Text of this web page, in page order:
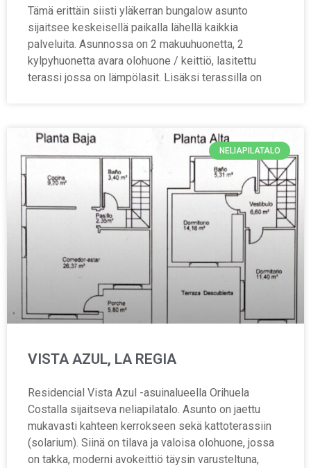
Tämä erittäin siisti yläkerran bungalow asunto
sijaitsee keskeisellä paikalla lähellä kaikkia
palveluita. Asunnossa on 2 makuuhuonetta, 2
kylpyhuonetta avara olohuone / keittiö, lasitettu
terassi jossa on lämpölasit. Lisäksi terassilla on
NELIAPILATALO
VISTA AZUL, LA REGIA
Residencial Vista Azul -asuinalueella Orihuela
Costalla sijaitseva neliapilatalo. Asunto on jaettu
mukavasti kahteen kerrokseen sekä kattoterassiin
(solarium). Siinä on tilava ja valoisa olohuone, jossa
on takka, moderni avokeittiö täysin varusteltuna,